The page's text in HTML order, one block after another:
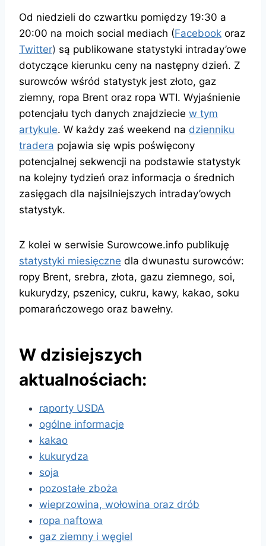
Od niedzieli do czwartku pomiędzy 19:30 a
20:00 na moich social mediach (Facebook oraz
Twitter) są publikowane statystyki intraday’owe
dotyczące kierunku ceny na następny dzień. Z
surowców wśród statystyk jest złoto, gaz
ziemny, ropa Brent oraz ropa WTI. Wyjaśnienie
potencjału tych danych znajdziecie w tym
artykule. W każdy zaś weekend na dzienniku
tradera pojawia się wpis poświęcony
potencjalnej sekwencji na podstawie statystyk
na kolejny tydzień oraz informacja o średnich
zasięgach dla najsilniejszych intraday’owych
statystyk.
Z kolei w serwisie Surowcowe.info publikuję
statystyki miesięczne dla dwunastu surowców:
ropy Brent, srebra, złota, gazu ziemnego, soi,
kukurydzy, pszenicy, cukru, kawy, kakao, soku
pomarańczowego oraz bawełny.
W dzisiejszych
aktualnościach:
raporty USDA
ogólne informacje
kakao
kukurydza
soja
pozostałe zboża
wieprzowina, wołowina oraz drób
ropa naftowa
gaz ziemny i węgiel